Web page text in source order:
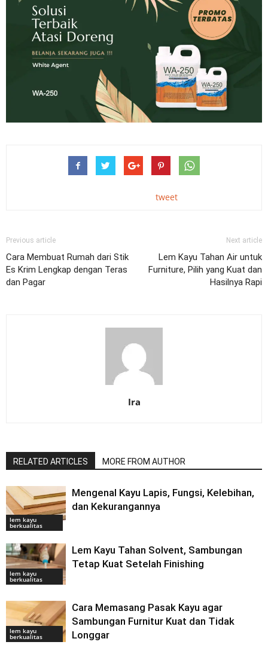
tweet
Previous article
Cara Membuat Rumah dari Stik
Es Krim Lengkap dengan Teras
dan Pagar
Next article
Lem Kayu Tahan Air untuk
Furniture, Pilih yang Kuat dan
Hasilnya Rapi
Ira
RELATED ARTICLES MORE FROM AUTHOR
lem kayu
berkualitas
Mengenal Kayu Lapis, Fungsi, Kelebihan,
dan Kekurangannya
lem kayu
berkualitas
Lem Kayu Tahan Solvent, Sambungan
Tetap Kuat Setelah Finishing
lem kayu
berkualitas
Cara Memasang Pasak Kayu agar
Sambungan Furnitur Kuat dan Tidak
Longgar